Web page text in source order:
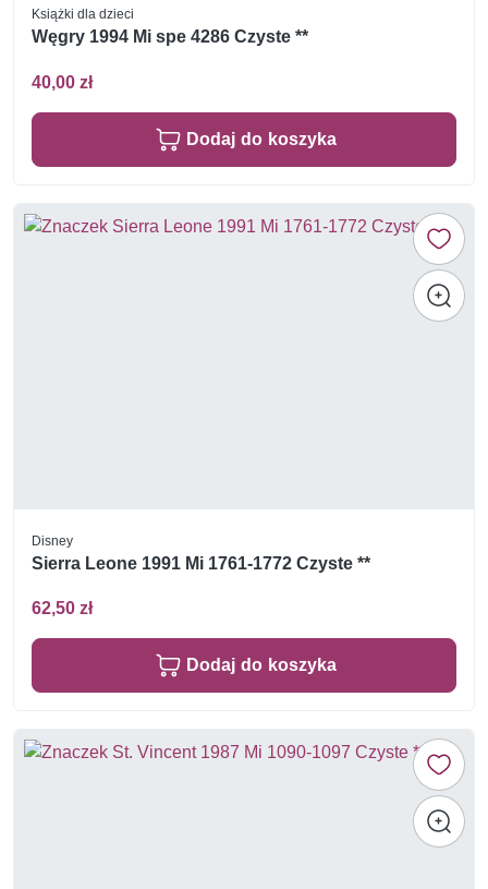
Książki dla dzieci
Węgry 1994 Mi spe 4286 Czyste **
40,00 zł
Dodaj do koszyka
Disney
Sierra Leone 1991 Mi 1761-1772 Czyste **
62,50 zł
Dodaj do koszyka